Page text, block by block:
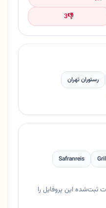
👎
3
رستوران تهران
Safranreis
ثبت‌شده این پروفایل را